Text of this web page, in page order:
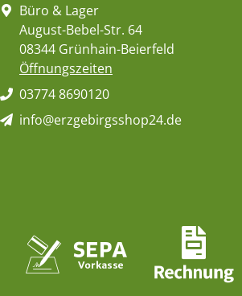
Büro & Lager
August-Bebel-Str. 64
08344 Grünhain-Beierfeld
Öffnungszeiten
03774 8690120
info@erzgebirgsshop24.de